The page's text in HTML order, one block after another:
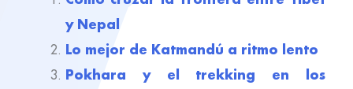
y Nepal
Lo mejor de Katmandú a ritmo lento
Pokhara y el trekking en los